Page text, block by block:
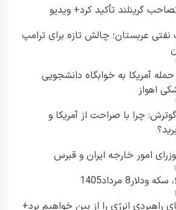
گرینلند تأکید کرد+ ویدیو
عربستان؛ چالش تازه برای ترامپ
آمریکا به خوابگاه دانشجویی
اهواز
چرا با صراحت از آمریکا و
امور خارجه ایران و قبرس
مرداد1405
راهبردی انرژی را از بین خواهیم برد+